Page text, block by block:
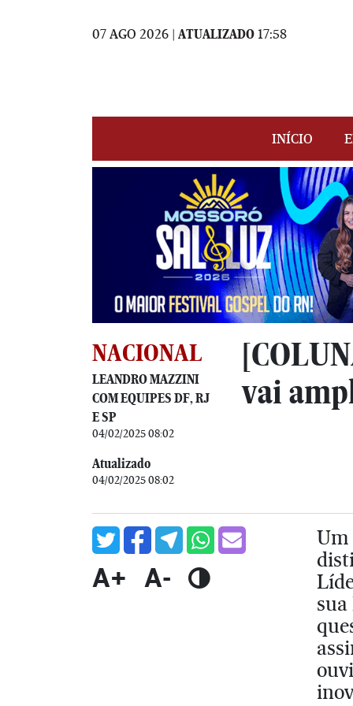
07 AGO 2026 | ATUALIZADO 17:58
INÍCIO
NACIONAL
LEANDRO MAZZINI
COM EQUIPES DF, RJ
E SP
04/02/2025 08:02
Atualizado
04/02/2025 08:02
vai
A+ A-
Um